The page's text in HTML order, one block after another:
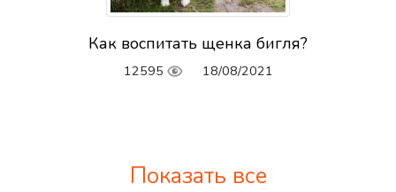
Как воспитать щенка бигля?
12595 18/08/2021
Показать все